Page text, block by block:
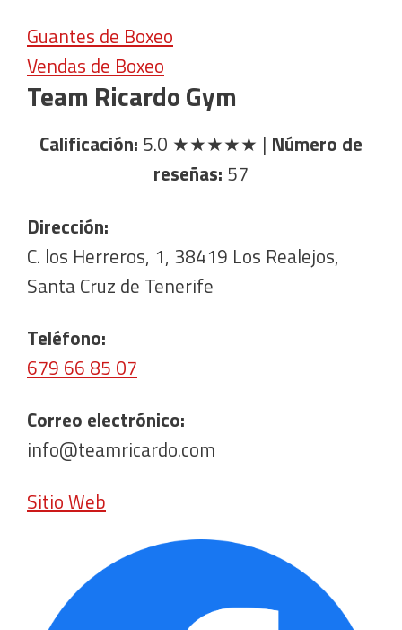
Guantes de Boxeo
Vendas de Boxeo
Team Ricardo Gym
Calificación: 5.0 ★★★★★ | Número de
reseñas: 57
Dirección:
C. los Herreros, 1, 38419 Los Realejos,
Santa Cruz de Tenerife
Teléfono:
679 66 85 07
Correo electrónico:
info@teamricardo.com
Sitio Web